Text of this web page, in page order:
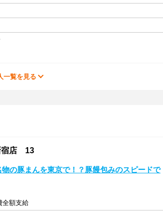
一覧を見る
宿店 13
物の豚まんを東京で！？豚饅包みのスピードで
全額支給